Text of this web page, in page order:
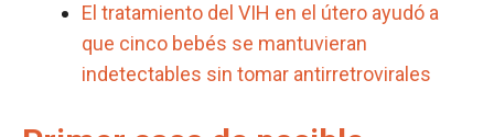
El tratamiento del VIH en el útero ayudó a
que cinco bebés se mantuvieran
indetectables sin tomar antirretrovirales